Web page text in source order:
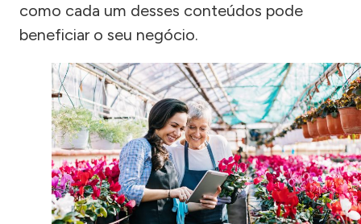
como cada um desses conteúdos pode
beneficiar o seu negócio.